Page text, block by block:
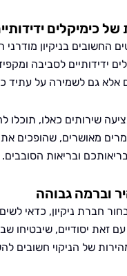
כימיקלים
החשובים בניקיון
ידידותיים לסביבה
גם לשמירה על עתיד
שירותים כאלו, תוכלו
מאושרים, שהופכים את
ובריאות הסובבים.
וברמה גבוהה
חברת ניקיון, כדאי
זאת יסודיים, שיבטיחו
של הניקוי חשובים